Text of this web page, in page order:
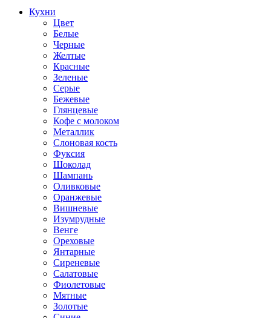
Кухни
Цвет
Белые
Черные
Желтые
Красные
Зеленые
Серые
Бежевые
Глянцевые
Кофе с молоком
Металлик
Слоновая кость
Фуксия
Шоколад
Шампань
Оливковые
Оранжевые
Вишневые
Изумрудные
Венге
Ореховые
Янтарные
Сиреневые
Салатовые
Фиолетовые
Мятные
Золотые